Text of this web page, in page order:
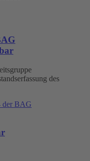
des
der BAG